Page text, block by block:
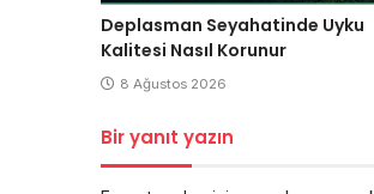
Deplasman Seyahatinde Uyku
Kalitesi Nasıl Korunur
8 Ağustos 2026
Bir yanıt yazın